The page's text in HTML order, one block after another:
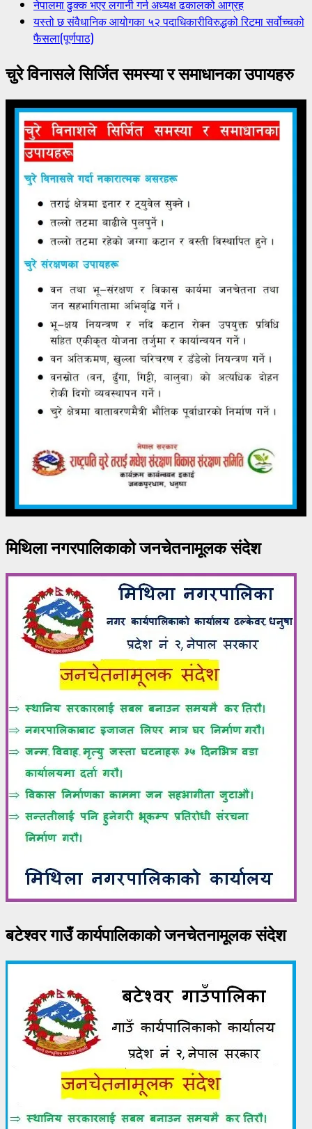
नेपालमा ढुक्क भएर लगानी गर्न अध्यक्ष ढकालको आग्रह
यस्तो छ संवैधानिक आयोगका ५२ पदाधिकारीविरुद्धको रिटमा सर्वोच्चको
फैसला(पूर्णपाठ)
चुरे विनासले सिर्जित समस्या र समाधानका उपायहरु
मिथिला नगरपालिकाको जनचेतनामूलक संदेश
बटेश्वर गाउँ कार्यपालिकाको जनचेतनामूलक संदेश